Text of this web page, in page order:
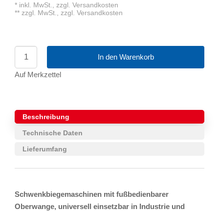
* inkl. MwSt., zzgl. Versandkosten
** zzgl. MwSt., zzgl. Versandkosten
In den Warenkorb
Auf Merkzettel
Beschreibung
Technische Daten
Lieferumfang
Schwenkbiegemaschinen mit fußbedienbarer
Oberwange, universell einsetzbar in Industrie und